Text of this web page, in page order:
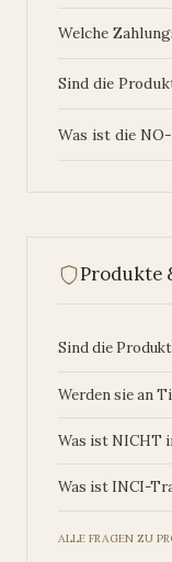
Welche
Sind die
Was ist die
Produkte
Sind die
Werden sie an
Was ist NICHT
Was ist INCI-
ALLE FRAGEN ZU